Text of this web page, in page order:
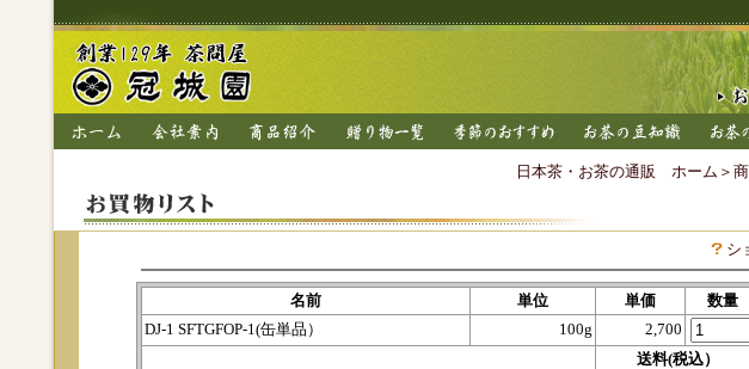
日本茶・お茶の通販 ホーム ＞
シ
名前 単位 単価
数量
DJ-1 SFTGFOP-1(缶単品）
100g
2,700
送料(税込）